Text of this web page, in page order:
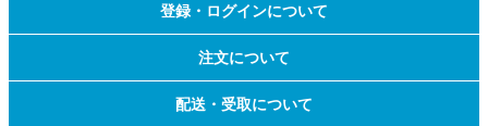
登録・ログインについて
注文について
配送・受取について